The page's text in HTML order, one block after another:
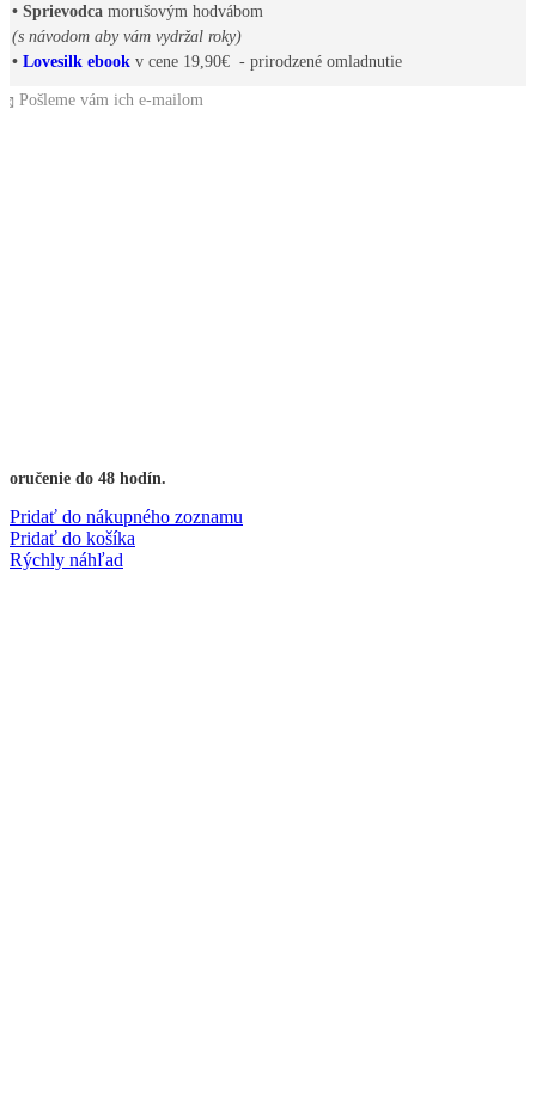
• Sprievodca morušovým hodvábom
(s návodom aby vám vydržal roky)
• Lovesilk ebook v cene 19,90€ - prirodzené omladnutie
Pošleme vám ich e-mailom
do 48 hodín.
Pridať do nákupného zoznamu
Pridať do košíka
Rýchly náhľad